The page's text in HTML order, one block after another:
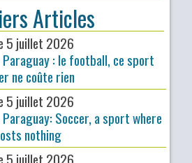
Articles
5 juillet 2026
: le football, ce sport
ne coûte rien
5 juillet 2026
Soccer, a sport where
nothing